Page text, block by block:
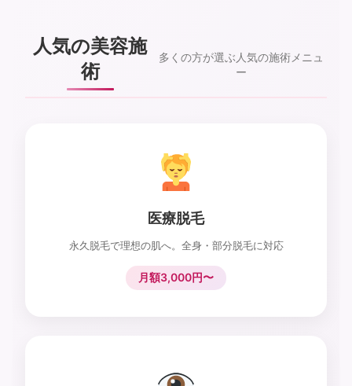
人気の美容施
術
多くの方が選ぶ人気の施術メニュ
ー
医療脱毛
永久脱毛で理想の肌へ。全身・部分脱毛に対応
月額3,000円〜